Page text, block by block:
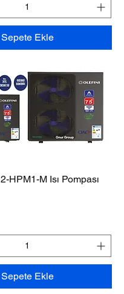
Sepete Ekle
HPM1-M Isı Pompası
Sepete Ekle